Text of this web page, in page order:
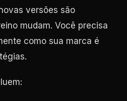
versões são
mudam. Você precisa
como sua marca é